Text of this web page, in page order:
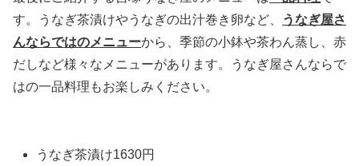
す。うなぎ茶漬けやうなぎの出汁巻き卵など、
うなぎ屋さ
んならではのメニューから、季節の小鉢や茶わん蒸し、赤
だしなど様々なメニューがあります。うなぎ屋さんならで
はの一品料理もお楽しみください。
うなぎ茶漬け1630円